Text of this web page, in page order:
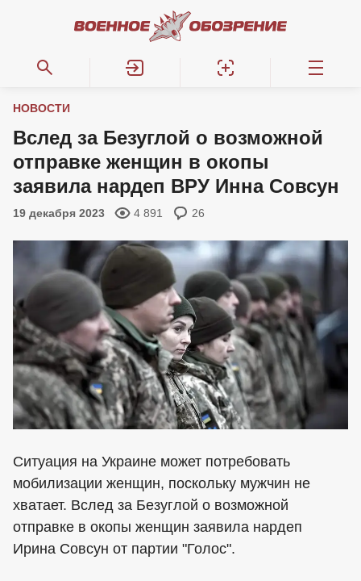
НОВОСТИ
Вслед за Безуглой о возможной
отправке женщин в окопы
заявила нардеп ВРУ Инна Совсун
19 декабря 2023 4 891 26
Ситуация на Украине может потребовать
мобилизации женщин, поскольку мужчин не
хватает. Вслед за Безуглой о возможной
отправке в окопы женщин заявила нардеп
Ирина Совсун от партии "Голос".